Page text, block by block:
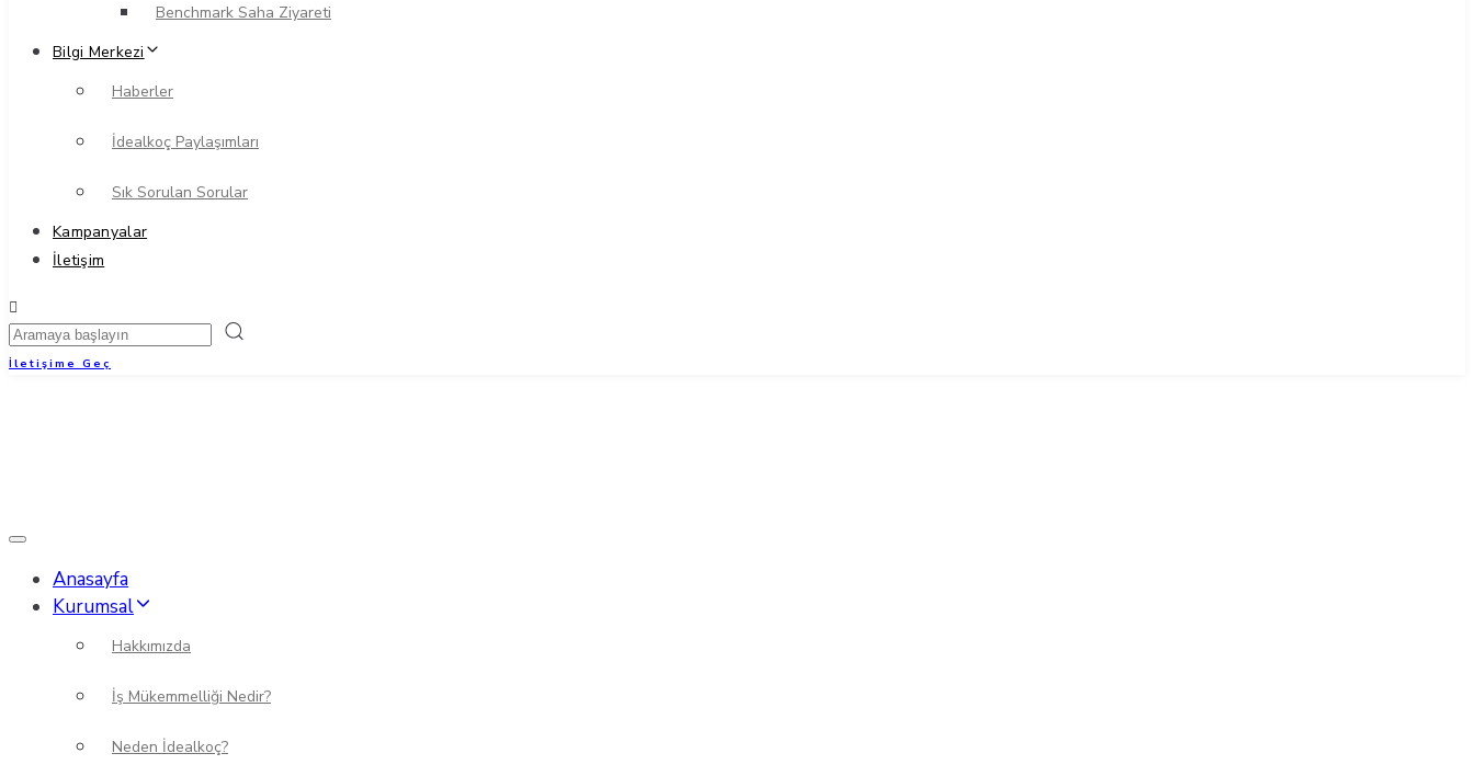
Benchmark Saha Ziyareti
Bilgi Merkezi
Haberler
İdealkoç Paylaşımları
Sık Sorulan Sorular
Kampanyalar
İletişim
İletişime Geç
Toggle
Anasayfa
Kurumsal
Hakkımızda
İş Mükemmelliği Nedir?
Neden İdealkoç?